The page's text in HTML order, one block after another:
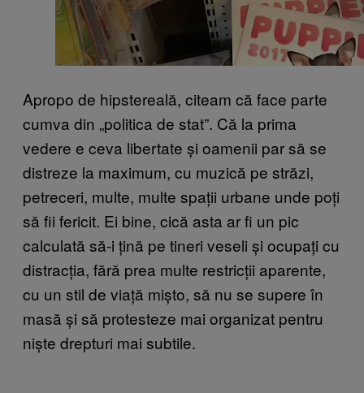
Apropo de hipstereală, citeam că face parte
cumva din „politica de stat”. Că la prima
vedere e ceva libertate și oamenii par să se
distreze la maximum, cu muzică pe străzi,
petreceri, multe, multe spații urbane unde poți
să fii fericit. Ei bine, cică asta ar fi un pic
calculată să-i țină pe tineri veseli și ocupați cu
distracția, fără prea multe restricții aparente,
cu un stil de viață mișto, să nu se supere în
masă și să protesteze mai organizat pentru
niște drepturi mai subtile.